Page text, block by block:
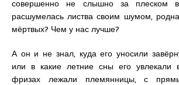
совершенно не слышно за плеском
расшумелась листва своим шумом,
мёртвых? Чем у нас лучше?
А он и не знал, куда его уносили
или в какие летние сны его увлекали
фризах лежали племянницы, с